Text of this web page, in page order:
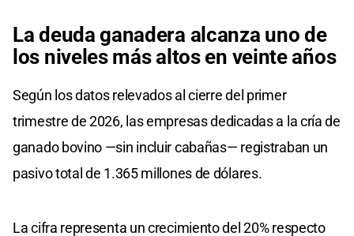
La deuda ganadera alcanza uno de
los niveles más altos en veinte años
Según los datos relevados al cierre del primer
trimestre de 2026, las empresas dedicadas a la cría de
ganado bovino —sin incluir cabañas— registraban un
pasivo total de 1.365 millones de dólares.
La cifra representa un crecimiento del 20% respecto